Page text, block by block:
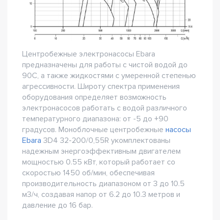
Центробежные электронасосы Ebara
предназначены для работы с чистой водой до
90С, а также жидкостями с умеренной степенью
агрессивности. Широту спектра применения
оборудования определяет возможность
электронасосов работать с водой различного
температурного диапазона: от -5 до +90
градусов. Моноблочные центробежные насосы
Ebara 3D4 32-200/0,55R укомплектованы
надежным энергоэффективным двигателем
мощностью 0.55 кВт, который работает со
скоростью 1450 об/мин, обеспечивая
производительность диапазоном от 3 до 10.5
м3/ч, создавая напор от 6.2 до 10.3 метров и
давление до 16 бар.